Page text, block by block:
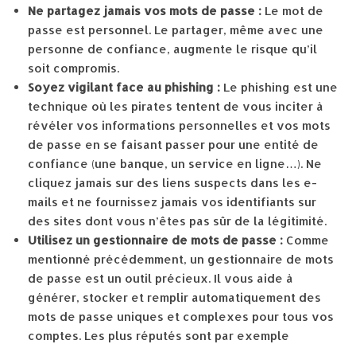
Ne partagez jamais vos mots de passe : Le mot de
passe est personnel. Le partager, même avec une
personne de confiance, augmente le risque qu’il
soit compromis.
Soyez vigilant face au phishing : Le phishing est une
technique où les pirates tentent de vous inciter à
révéler vos informations personnelles et vos mots
de passe en se faisant passer pour une entité de
confiance (une banque, un service en ligne…). Ne
cliquez jamais sur des liens suspects dans les e-
mails et ne fournissez jamais vos identifiants sur
des sites dont vous n’êtes pas sûr de la légitimité.
Utilisez un gestionnaire de mots de passe : Comme
mentionné précédemment, un gestionnaire de mots
de passe est un outil précieux. Il vous aide à
générer, stocker et remplir automatiquement des
mots de passe uniques et complexes pour tous vos
comptes. Les plus réputés sont par exemple